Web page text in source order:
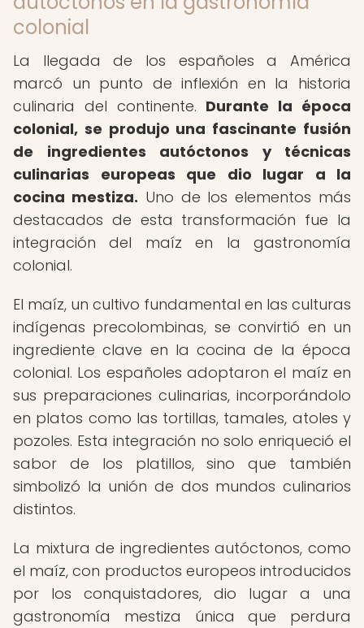
colonial
La llegada de los españoles a América
marcó un punto de inflexión en la historia
culinaria del continente. Durante la época
colonial, se produjo una fascinante fusión
de ingredientes autóctonos y técnicas
culinarias europeas que dio lugar a la
cocina mestiza. Uno de los elementos más
destacados de esta transformación fue la
integración del maíz en la gastronomía
colonial.
El maíz, un cultivo fundamental en las culturas
indígenas precolombinas, se convirtió en un
ingrediente clave en la cocina de la época
colonial. Los españoles adoptaron el maíz en
sus preparaciones culinarias, incorporándolo
en platos como las tortillas, tamales, atoles y
pozoles. Esta integración no solo enriqueció el
sabor de los platillos, sino que también
simbolizó la unión de dos mundos culinarios
distintos.
La mixtura de ingredientes autóctonos, como
el maíz, con productos europeos introducidos
por los conquistadores, dio lugar a una
gastronomía mestiza única que perdura